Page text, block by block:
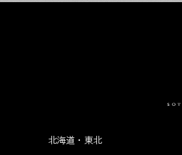
北海道・東北